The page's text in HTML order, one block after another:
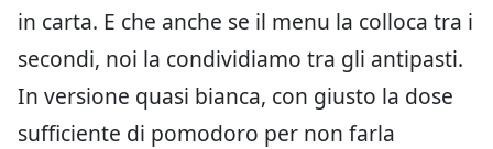
in carta. E che anche se il menu la colloca tra i
secondi, noi la condividiamo tra gli antipasti.
In versione quasi bianca, con giusto la dose
sufficiente di pomodoro per non farla